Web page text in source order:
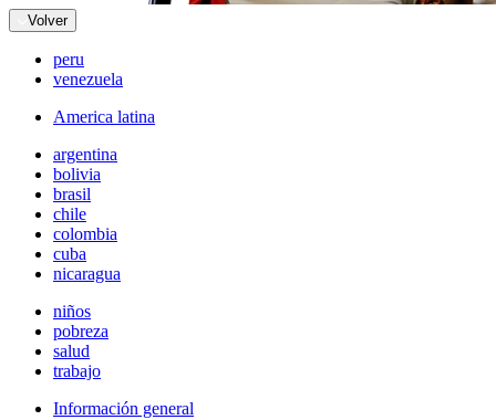
Volver
peru
venezuela
America latina
argentina
bolivia
brasil
chile
colombia
cuba
nicaragua
niños
pobreza
salud
trabajo
Información general